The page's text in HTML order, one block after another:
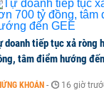
doanh tiếp tục xả ròng
tâm điểm hướng đến
KHOÁN - 16 giờ